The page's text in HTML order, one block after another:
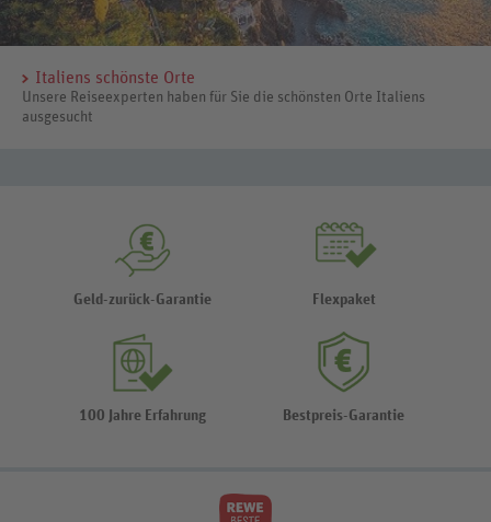
Italiens schönste Orte
Unsere Reiseexperten haben für Sie die schönsten Orte Italiens
ausgesucht
Geld-zurück-Garantie Flexpaket
100 Jahre Erfahrung Bestpreis-Garantie